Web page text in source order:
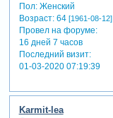
Пол:Женский
Возраст:64 [1961-08-12]
Провел на форуме:
16 дней 7 часов
Последний визит:
01-03-2020 07:19:39
Karmit-lea